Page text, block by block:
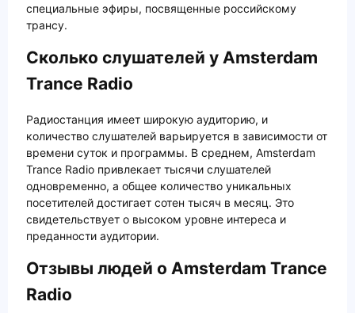
специальные эфиры, посвященные российскому
трансу.
Сколько слушателей у Amsterdam
Trance Radio
Радиостанция имеет широкую аудиторию, и
количество слушателей варьируется в зависимости от
времени суток и программы. В среднем, Amsterdam
Trance Radio привлекает тысячи слушателей
одновременно, а общее количество уникальных
посетителей достигает сотен тысяч в месяц. Это
свидетельствует о высоком уровне интереса и
преданности аудитории.
Отзывы людей о Amsterdam Trance
Radio